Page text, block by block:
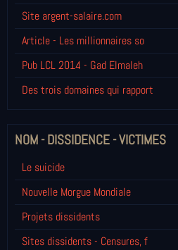
Site argent-salaire.com
Article - Les millionnaires so
Pub LCL 2014 - Gad Elmaleh
Des trois domaines qui rapport
NOM - DISSIDENCE - VICTIMES
Le suicide
Nouvelle Morgue Mondiale
Projets dissidents
Sites dissidents - Censures, f